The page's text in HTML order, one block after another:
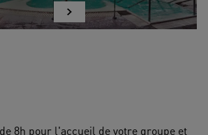
8h pour l'accueil de votre groupe et